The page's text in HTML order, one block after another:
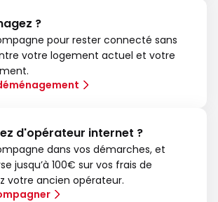
?
pour rester connecté sans
votre logement actuel et votre
d'opérateur internet ?
dans vos démarches, et
jusqu’à 100€ sur vos frais de
votre ancien opérateur.